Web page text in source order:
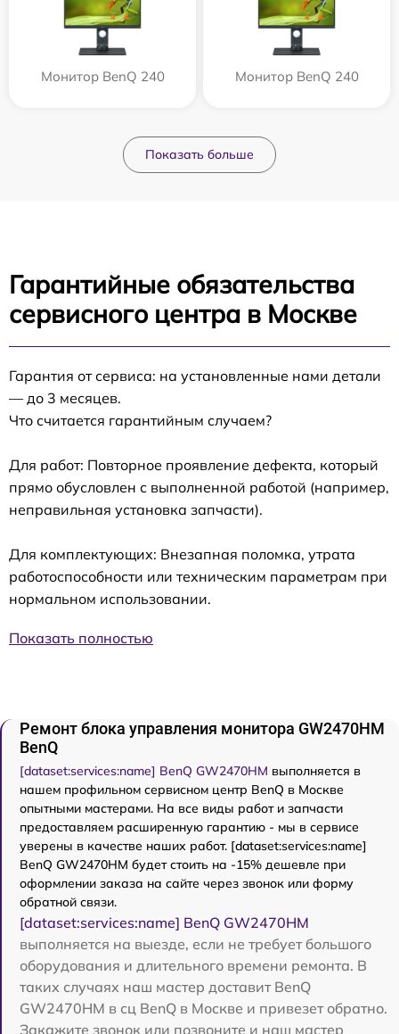
Монитор BenQ 240 Монитор BenQ 240
Показать больше
Гарантийные обязательства
сервисного центра в Москве
Гарантия от сервиса: на установленные нами детали
— до 3 месяцев.
Что считается гарантийным случаем?
Для работ: Повторное проявление дефекта, который
прямо обусловлен с выполненной работой (например,
неправильная установка запчасти).
Для комплектующих: Внезапная поломка, утрата
работоспособности или техническим параметрам при
нормальном использовании.
Показать полностью
Ремонт блока управления монитора GW2470HM
BenQ
[dataset:services:name] BenQ GW2470HM выполняется в
нашем профильном сервисном центр BenQ в Москве
опытными мастерами. На все виды работ и запчасти
предоставляем расширенную гарантию - мы в сервисе
уверены в качестве наших работ. [dataset:services:name]
BenQ GW2470HM будет стоить на -15% дешевле при
оформлении заказа на сайте через звонок или форму
обратной связи.
[dataset:services:name] BenQ GW2470HM
выполняется на выезде, если не требует большого
оборудования и длительного времени ремонта. В
таких случаях наш мастер доставит BenQ
GW2470HM в сц BenQ в Москве и привезет обратно.
Закажите звонок или позвоните и наш мастер